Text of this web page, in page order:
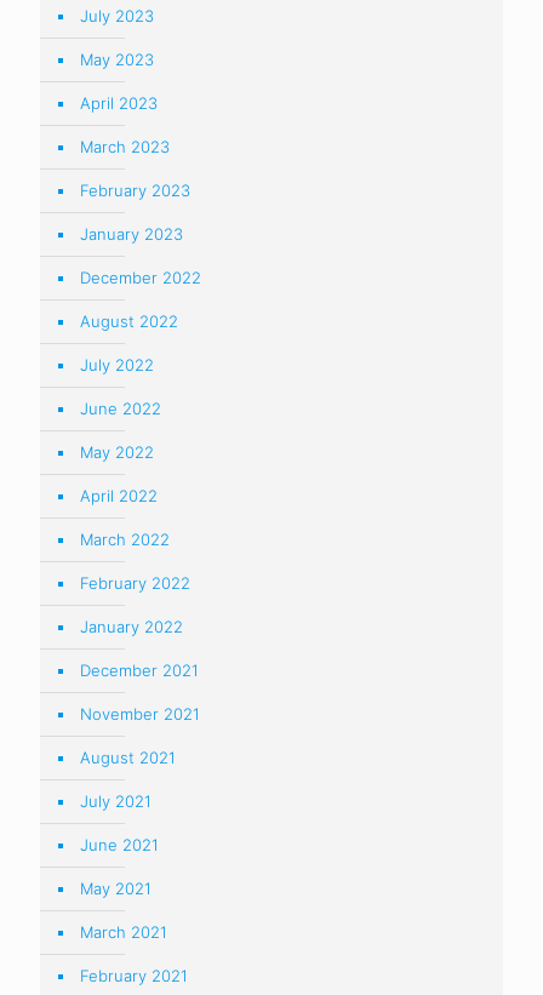
July 2023
May 2023
April 2023
March 2023
February 2023
January 2023
December 2022
August 2022
July 2022
June 2022
May 2022
April 2022
March 2022
February 2022
January 2022
December 2021
November 2021
August 2021
July 2021
June 2021
May 2021
March 2021
February 2021